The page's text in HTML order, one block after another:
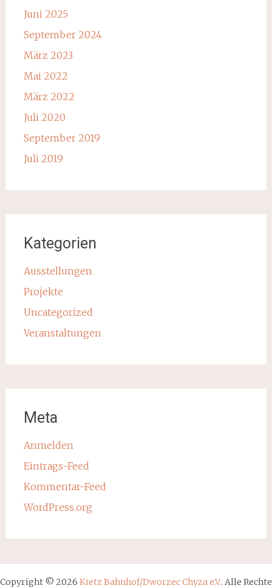
Juni 2025
September 2024
März 2023
Mai 2022
März 2022
Juli 2020
September 2019
Juli 2019
Kategorien
Ausstellungen
Projekte
Uncategorized
Veranstaltungen
Meta
Anmelden
Eintrags-Feed
Kommentar-Feed
WordPress.org
Copyright © 2026 Kietz Bahnhof/Dworzec Chyza e.V.. Alle Rechte